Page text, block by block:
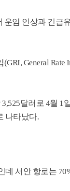
임 인상과 긴급
General Rate
달러로 4월 1
나타났다.
서안 항로는